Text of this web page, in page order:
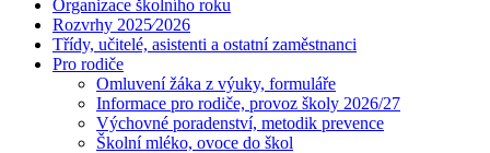
Organizace školního roku
Rozvrhy 2025⁄2026
Třídy, učitelé, asistenti a ostatní zaměstnanci
Pro rodiče
Omluvení žáka z výuky, formuláře
Informace pro rodiče, provoz školy 2026/27
Výchovné poradenství, metodik prevence
Školní mléko, ovoce do škol